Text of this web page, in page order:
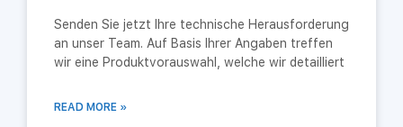
Senden Sie jetzt Ihre technische Herausforderung
an unser Team. Auf Basis Ihrer Angaben treffen
wir eine Produktvorauswahl, welche wir detailliert
READ MORE »